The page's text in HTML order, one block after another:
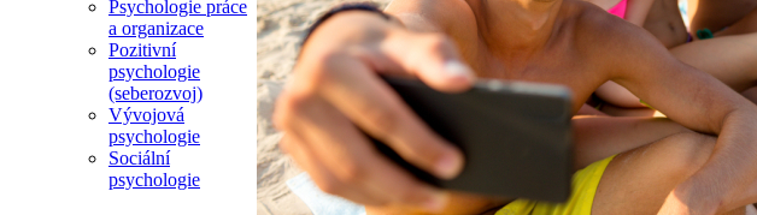
Psychologie práce
a organizace
Pozitivní
psychologie
(seberozvoj)
Vývojová
psychologie
Sociální
psychologie